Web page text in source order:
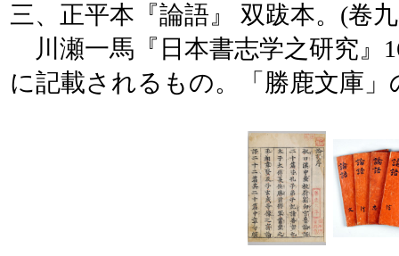
三、正平本『論語』 双跋本。(卷
川瀬一馬『日本書志学之研究』
に記載されるもの。「勝鹿文庫」